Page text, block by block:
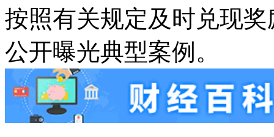
按照有关规定及时兑现
公开曝光典型案例。